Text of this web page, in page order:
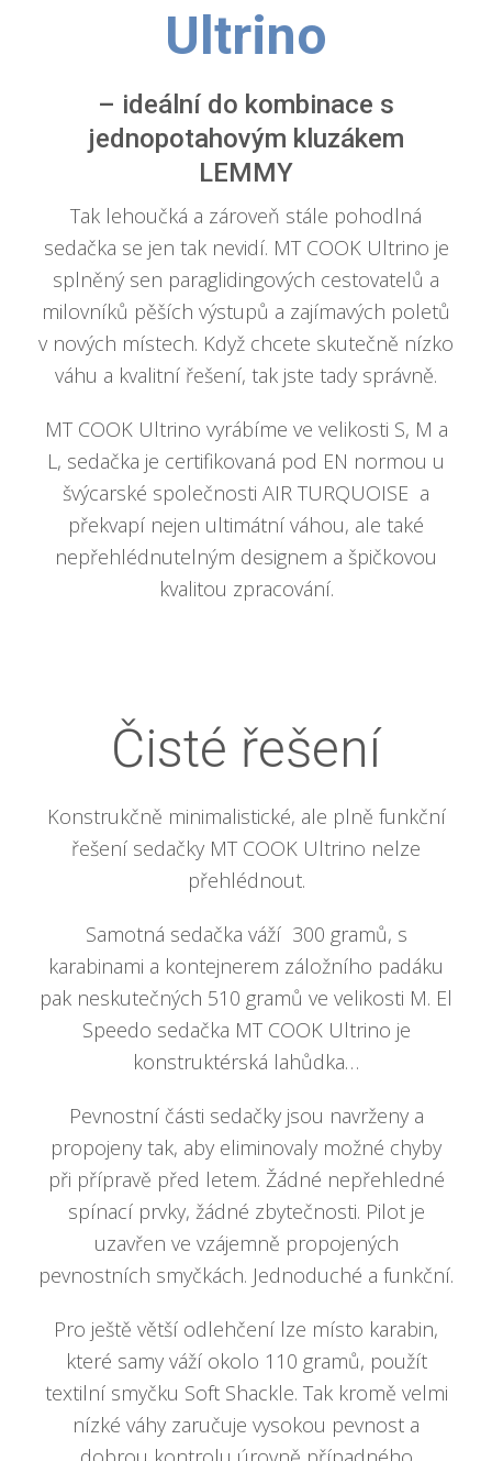
Ultrino
– ideální do kombinace s
jednopotahovým kluzákem
LEMMY
Tak lehoučká a zároveň stále pohodlná
sedačka se jen tak nevidí. MT COOK Ultrino je
splněný sen paraglidingových cestovatelů a
milovníků pěších výstupů a zajímavých poletů
v nových místech. Když chcete skutečně nízko
váhu a kvalitní řešení, tak jste tady správně.
MT COOK Ultrino vyrábíme ve velikosti S, M a
L, sedačka je certifikovaná pod EN normou u
švýcarské společnosti AIR TURQUOISE a
překvapí nejen ultimátní váhou, ale také
nepřehlédnutelným designem a špičkovou
kvalitou zpracování.
Čisté řešení
Konstrukčně minimalistické, ale plně funkční
řešení sedačky MT COOK Ultrino nelze
přehlédnout.
Samotná sedačka váží 300 gramů, s
karabinami a kontejnerem záložního padáku
pak neskutečných 510 gramů ve velikosti M. El
Speedo sedačka MT COOK Ultrino je
konstruktérská lahůdka…
Pevnostní části sedačky jsou navrženy a
propojeny tak, aby eliminovaly možné chyby
při přípravě před letem. Žádné nepřehledné
spínací prvky, žádné zbytečnosti. Pilot je
uzavřen ve vzájemně propojených
pevnostních smyčkách. Jednoduché a funkční.
Pro ještě větší odlehčení lze místo karabin,
které samy váží okolo 110 gramů, použít
textilní smyčku Soft Shackle. Tak kromě velmi
nízké váhy zaručuje vysokou pevnost a